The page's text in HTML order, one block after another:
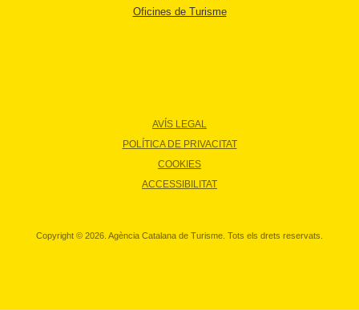
Oficines de Turisme
AVÍS LEGAL
POLÍTICA DE PRIVACITAT
COOKIES
ACCESSIBILITAT
Copyright © 2026. Agència Catalana de Turisme. Tots els drets reservats.